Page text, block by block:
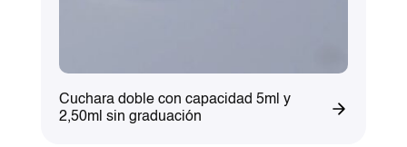
Cuchara doble con capacidad 5ml y
2,50ml sin graduación